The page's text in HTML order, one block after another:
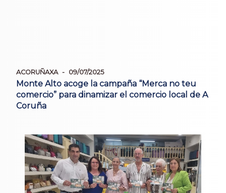
ACORUÑAXA 09/07/2025
Monte Alto acoge la campaña “Merca no teu
comercio” para dinamizar el comercio local de A
Coruña